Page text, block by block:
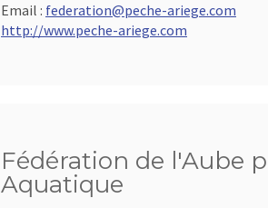
Email : federation@peche-ariege.com
http://www.peche-ariege.com
Fédération de l'Aube
Aquatique